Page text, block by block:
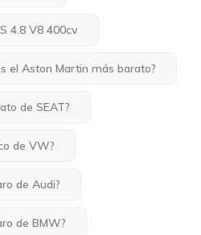
4.8 V8 400cv
el Aston Martin más barato?
de SEAT?
de VW?
de Audi?
de BMW?